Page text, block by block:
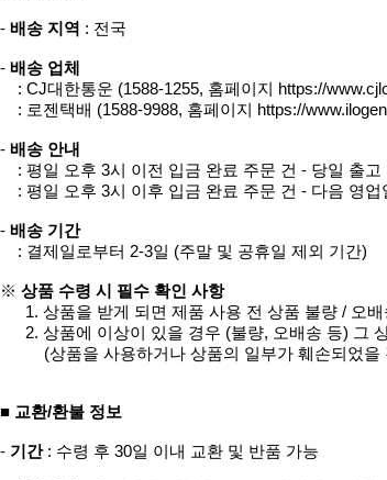
- 배송 지역 : 전국
- 배송 업체
: CJ대한통운 (1588-1255, 홈페이지 https://
: 로젠택배 (1588-9988, 홈페이지 https://
- 배송 안내
: 평일 오후 3시 이전 입금 완료 주문 건 - 당일 출고
: 평일 오후 3시 이후 입금 완료 주문 건 - 다음 영업
- 배송 기간
: 결제일로부터 2-3일 (주말 및 공휴일 제외 기간)
※ 상품 수령 시 필수 확인 사항
1. 상품을 받게 되면 제품 사용 전 상품 불량 / 오
2. 상품에 이상이 있을 경우 (불량, 오배송 등) 그
(상품을 사용하거나 상품의 일부가 훼손되었
■ 교환/환불 정보
- 기간: 수령 후 30일 이내 교환 및 반품 가능